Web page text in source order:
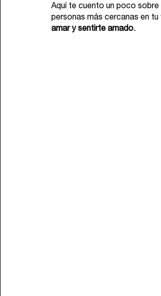
Aquí te cuento un poco
personas más cercanas en
amar y sentirte amado.